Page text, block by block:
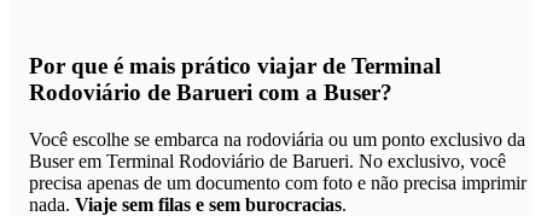
Por que é mais prático viajar de Terminal
Rodoviário de Barueri com a Buser?
Você escolhe se embarca na rodoviária ou um ponto exclusivo da
Buser em Terminal Rodoviário de Barueri. No exclusivo, você
precisa apenas de um documento com foto e não precisa imprimir
nada. Viaje sem filas e sem burocracias.